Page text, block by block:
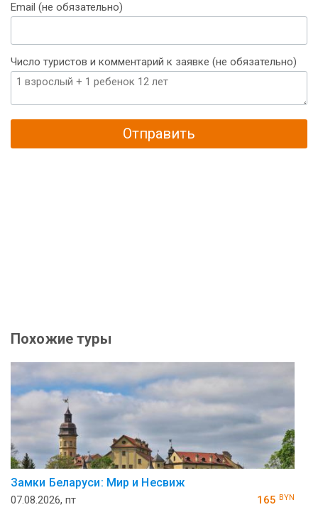
Email (не обязательно)
Число туристов и комментарий к заявке (не обязательно)
Отправить
Похожие туры
Замки Беларуси: Мир и Несвиж
07.08.2026, пт 165 BYN